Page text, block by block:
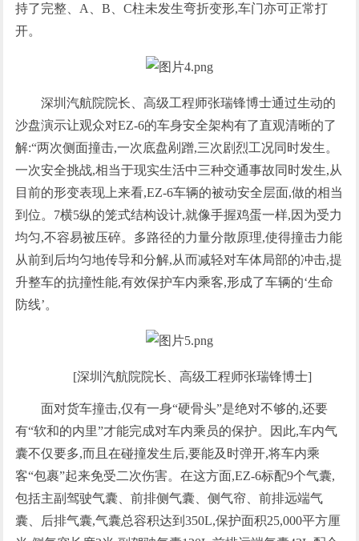
持了完整、A、B、C柱未发生弯折变形,车门亦可正常打
开。
深圳汽航院院长、高级工程师张瑞锋博士通过生动的
沙盘演示让观众对EZ-6的车身安全架构有了直观清晰的了
解:“两次侧面撞击,一次底盘剐蹭,三次剧烈工况同时发生。
一次安全挑战,相当于现实生活中三种交通事故同时发生,从
目前的形变表现上来看,EZ-6车辆的被动安全层面,做的相当
到位。7横5纵的笼式结构设计,就像手握鸡蛋一样,因为受力
均匀,不容易被压碎。多路径的力量分散原理,使得撞击力能
从前到后均匀地传导和分解,从而减轻对车体局部的冲击,提
升整车的抗撞性能,有效保护车内乘客,形成了车辆的‘生命
防线’。
[深圳汽航院院长、高级工程师张瑞锋博士]
面对货车撞击,仅有一身“硬骨头”是绝对不够的,还要
有“软和的内里”才能完成对车内乘员的保护。因此,车内气
囊不仅要多,而且在碰撞发生后,要能及时弹开,将车内乘
客“包裹”起来免受二次伤害。在这方面,EZ-6标配9个气囊,
包括主副驾驶气囊、前排侧气囊、侧气帘、前排远端气
囊、后排气囊,气囊总容积达到350L,保护面积25,000平方厘